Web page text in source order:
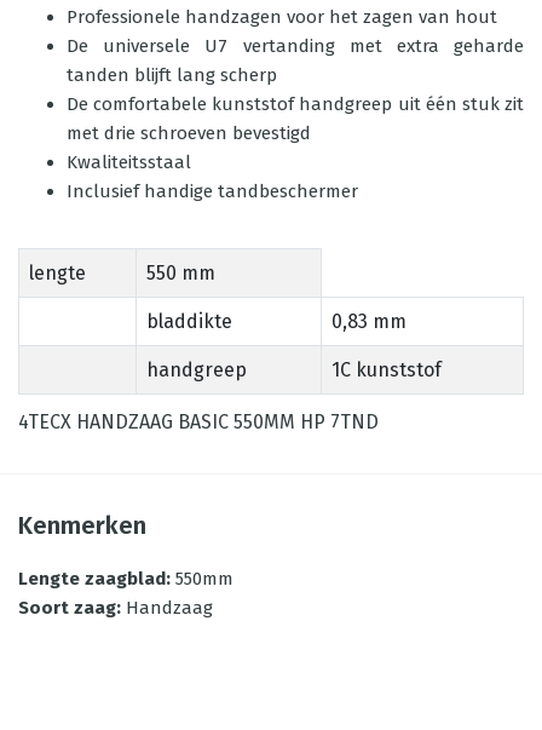
Professionele handzagen voor het zagen van hout
De universele U7 vertanding met extra geharde
tanden blijft lang scherp
De comfortabele kunststof handgreep uit één stuk zit
met drie schroeven bevestigd
Kwaliteitsstaal
Inclusief handige tandbeschermer
lengte 550 mm
bladdikte 0,83 mm
handgreep 1C kunststof
4TECX HANDZAAG BASIC 550MM HP 7TND
Kenmerken
Lengte zaagblad: 550mm
Soort zaag: Handzaag